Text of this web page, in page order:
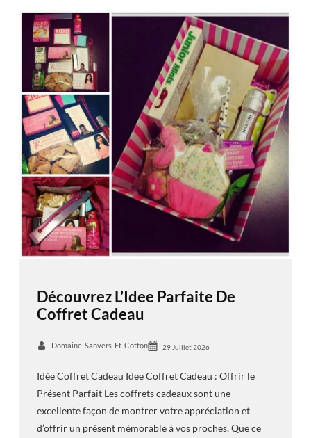
Découvrez L’Idee Parfaite De
Coffret Cadeau
Domaine-Sanvers-Et-Cotton 29 Juillet 2026
Idée Coffret Cadeau Idee Coffret Cadeau : Offrir le
Présent Parfait Les coffrets cadeaux sont une
excellente façon de montrer votre appréciation et
d’offrir un présent mémorable à vos proches. Que ce